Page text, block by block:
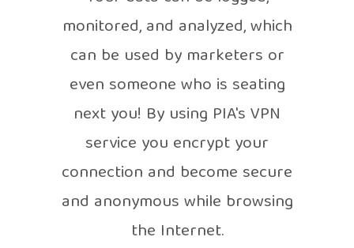
monitored, and analyzed, which
can be used by marketers or
even someone who is seating
next you! By using PIA's VPN
service you encrypt your
connection and become secure
and anonymous while browsing
the Internet.